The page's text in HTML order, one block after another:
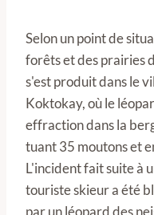
Selon un point de
forêts et des prairies
s'est produit dans le
Koktokay, où le
effraction dans la
tuant 35 moutons et
L'incident fait suite à
touriste skieur a été
par un léopard des